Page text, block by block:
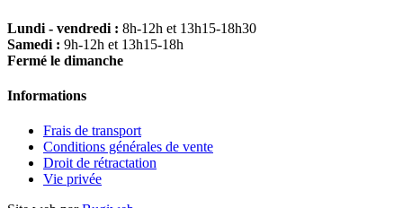
Lundi - vendredi : 8h-12h et 13h15-18h30
Samedi : 9h-12h et 13h15-18h
Fermé le dimanche
Informations
Frais de transport
Conditions générales de vente
Droit de rétractation
Vie privée